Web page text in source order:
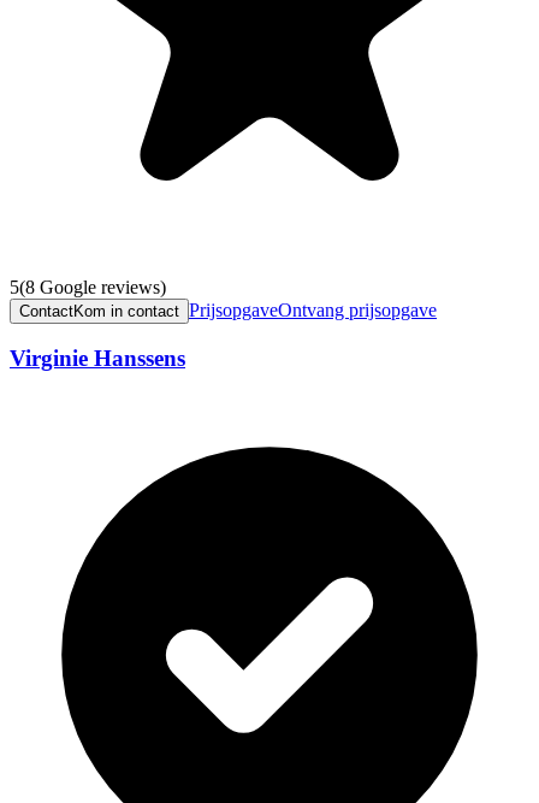
5(8 Google reviews)
ContactKom in contact PrijsopgaveOntvang prijsopgave
Virginie Hanssens